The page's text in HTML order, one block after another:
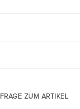
FRAGE ZUM ARTIKEL